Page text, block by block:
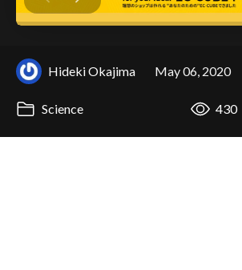
Hideki Okajima May 06, 2020
Science 430